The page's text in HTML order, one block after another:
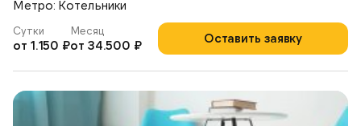
Метро: Котельники
Оставить заявку
Сутки
от 1.150 ₽
Месяц
от 34.500 ₽